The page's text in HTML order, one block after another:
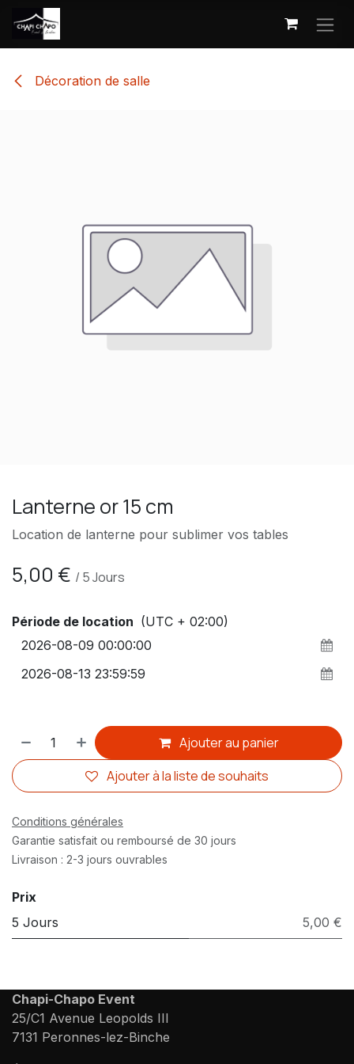
Se rendre au contenu
Décoration de salle
Lanterne or 15 cm
Location de lanterne pour sublimer vos tables
5,00 € / 5Jours
Période de location (UTC + 02:00)
Ajouter au panier
Ajouter à la liste de souhaits
Conditions générales
Garantie satisfait ou remboursé de 30 jours
Livraison : 2-3 jours ouvrables
Prix
5 Jours
5,00 €
Chapi-Chapo Event
25/C1 Avenue Leopolds III
7131 Peronnes-lez-Binche